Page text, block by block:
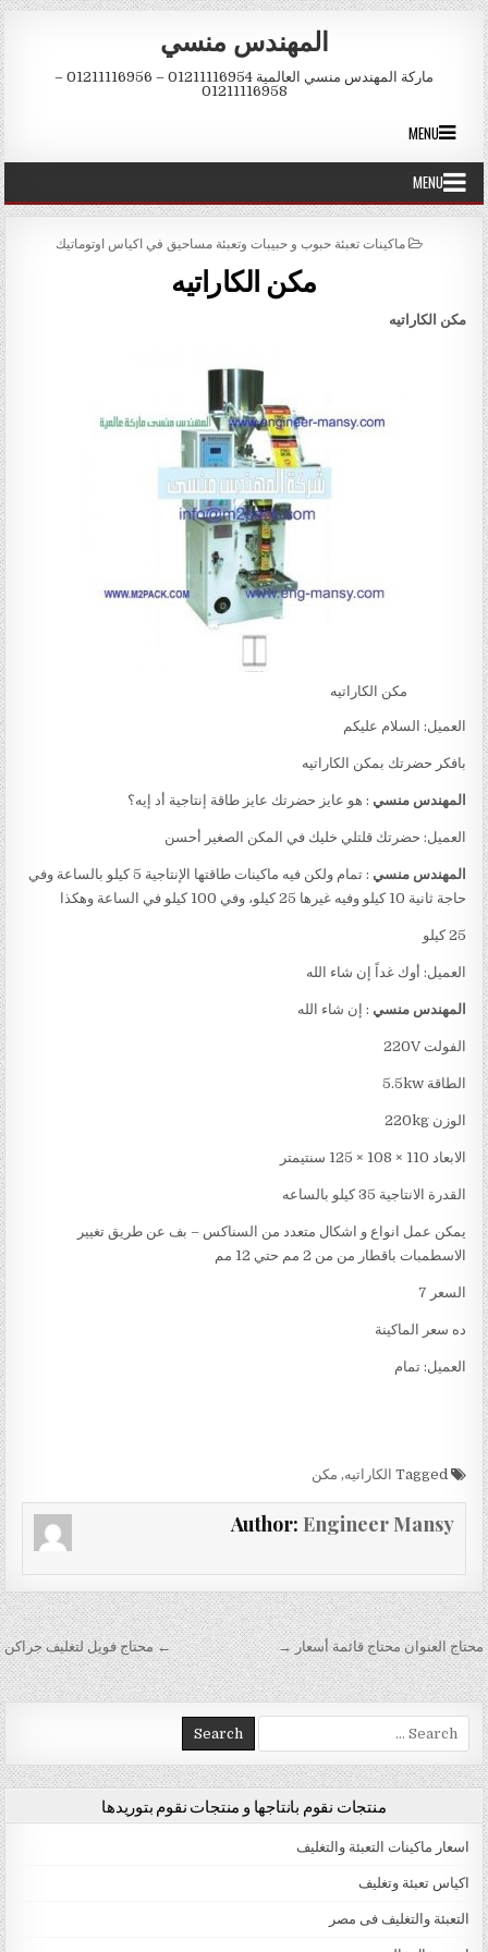
Skip to content
المهندس منسي
ماركة المهندس منسي العالمية 01211116954 – 01211116956 –
01211116958
MENU
MENU
POSTED IN
ماكينات تعبئة حبوب و حبيبات وتعبئة مساحيق في اكياس اوتوماتيك
مكن الكاراتيه
مكن الكاراتيه
مكن الكاراتيه
العميل: السلام عليكم
بافكر حضرتك بمكن الكاراتيه
المهندس منسي : هو عايز حضرتك عايز طاقة إنتاجية أد إيه؟
العميل: حضرتك قلتلي خليك في المكن الصغير أحسن
المهندس منسي
: تمام ولكن فيه ماكينات طاقتها الإنتاجية 5 كيلو بالساعة وفي
حاجة ثانية 10 كيلو وفيه غيرها 25 كيلو، وفي 100 كيلو في الساعة وهكذا
25 كيلو
العميل: أوك غداً إن شاء الله
المهندس منسي : إن شاء الله
الفولت 220V
الطاقة 5.5kw
الوزن 220kg
الابعاد 110 × 108 × 125 سنتيمتر
القدرة الانتاجية 35 كيلو بالساعه
يمكن عمل انواع و اشكال متعدد من السناكس – بف عن طريق تغيير
الاسطمبات باقطار من من 2 مم حتي 12 مم
السعر 7
ده سعر الماكينة
العميل: تمام
Tagged الكاراتيه, مكن
Author: Engineer Mansy
تصفّح المقالات ← محتاج فويل لتغليف جراكن محتاج العنوان محتاج قائمة أسعار →
Search for:
منتجات نقوم بانتاجها و منتجات نقوم بتوريدها
اسعار ماكينات التعبئة والتغليف
اكياس تعبئة وتغليف
التعبئة والتغليف فى مصر